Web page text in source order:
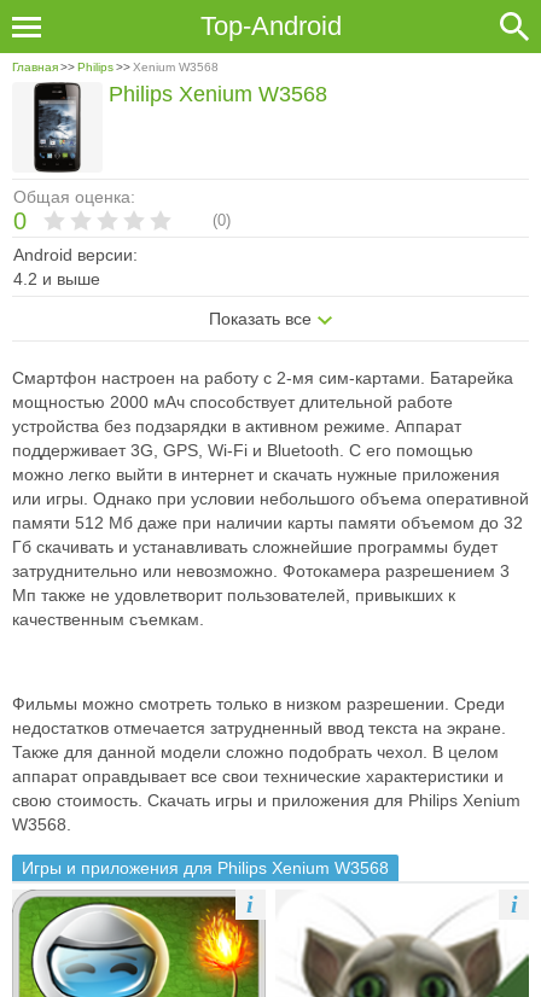
Top-Android
Главная>>Philips>>Xenium W3568
Общая оценка:
0 (0)
Android версии:
4.2 и выше
Показать все
Philips Xenium W3568
Смартфон настроен на работу с 2-мя сим-картами. Батарейка
мощностью 2000 мАч способствует длительной работе
устройства без подзарядки в активном режиме. Аппарат
поддерживает 3G, GPS, Wi-Fi и Bluetooth. С его помощью
можно легко выйти в интернет и скачать нужные приложения
или игры. Однако при условии небольшого объема оперативной
памяти 512 Мб даже при наличии карты памяти объемом до 32
Гб скачивать и устанавливать сложнейшие программы будет
затруднительно или невозможно. Фотокамера разрешением 3
Мп также не удовлетворит пользователей, привыкших к
качественным съемкам.
Фильмы можно смотреть только в низком разрешении. Среди
недостатков отмечается затрудненный ввод текста на экране.
Также для данной модели сложно подобрать чехол. В целом
аппарат оправдывает все свои технические характеристики и
свою стоимость. Скачать игры и приложения для Philips Xenium
W3568.
Игры и приложения для Philips Xenium W3568
i i